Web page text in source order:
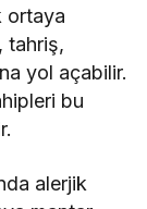
ortaya
tahriş,
yol açabilir.
bu
alerjik